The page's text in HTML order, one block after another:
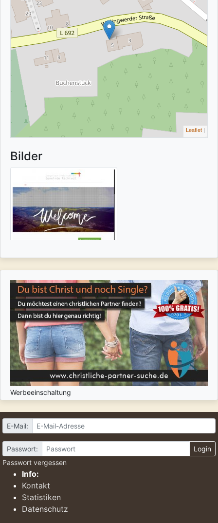
Leaflet |
Bilder
Werbeeinschaltung
E-Mail:
Passwort:
Login
Passwort vergessen
Info:
Kontakt
Statistiken
Datenschutz